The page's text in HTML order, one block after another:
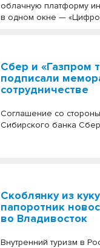
облачную платформу
в одном окне —
Сбер и «Газпром
подписали
сотрудничестве
Соглашение со
Сибирского банка
Скоблянку из
папоротник
во Владивосток
Внутренний туризм в